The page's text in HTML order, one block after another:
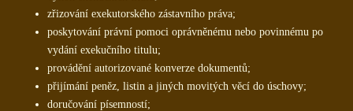
zřizování exekutorského zástavního práva;
poskytování právní pomoci oprávněnému nebo povinnému po
vydání exekučního titulu;
provádění autorizované konverze dokumentů;
přijímání peněz, listin a jiných movitých věcí do úschovy;
doručování písemností;